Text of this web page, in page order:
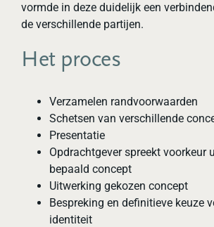
vormde in deze duidelijk een
de verschillende partijen.
Het proces
Verzamelen randvoorwaarden
Schetsen van verschillende
Presentatie
Opdrachtgever spreekt voorkeur
bepaald concept
Uitwerking gekozen concept
Bespreking en definitieve keuze
identiteit